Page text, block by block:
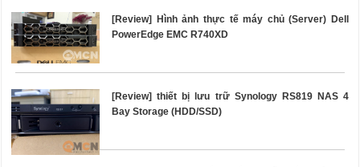
[Review] Hình ảnh thực tế máy chủ (Server) Dell
PowerEdge EMC R740XD
[Review] thiết bị lưu trữ Synology RS819 NAS 4
Bay Storage (HDD/SSD)